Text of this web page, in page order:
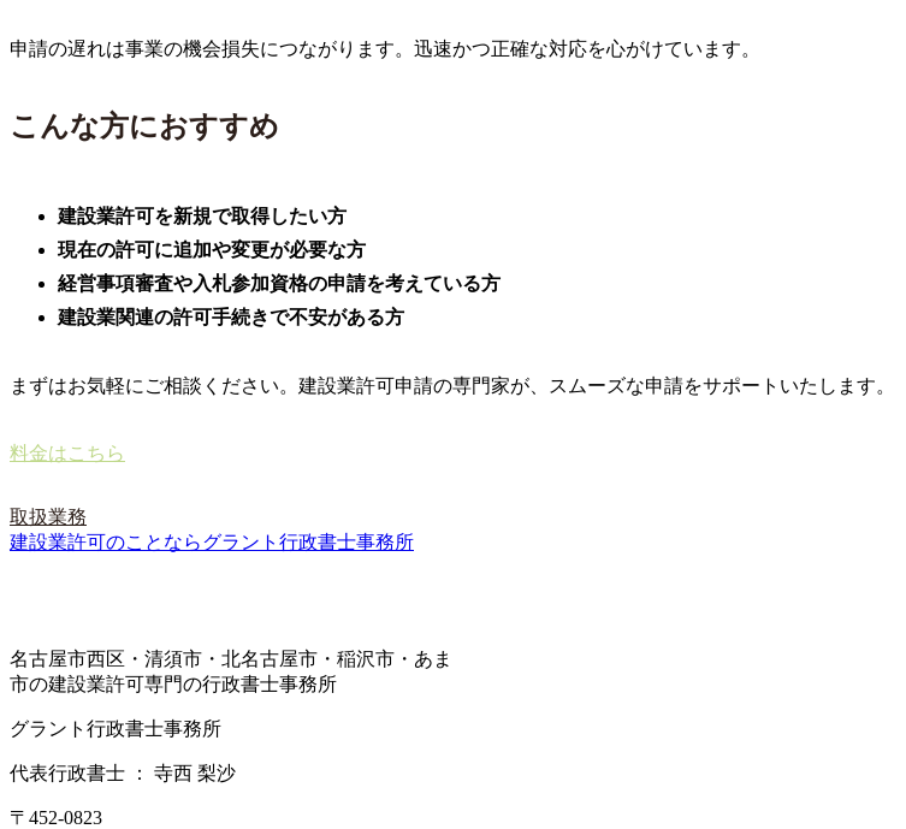
申請の遅れは事業の機会損失につながります。迅速かつ正確な対応を心がけています。
こんな方におすすめ
建設業許可を新規で取得したい方
現在の許可に追加や変更が必要な方
経営事項審査や入札参加資格の申請を考えている方
建設業関連の許可手続きで不安がある方
まずはお気軽にご相談ください。建設業許可申請の専門家が、スムーズな申請をサポートいたします。
料金はこちら
取扱業務
建設業許可のことならグラント行政書士事務所
名古屋市西区・清須市・北名古屋市・稲沢市・あま
市の建設業許可専門の行政書士事務所
グラント行政書士事務所
代表行政書士 ： 寺西 梨沙
〒452-0823